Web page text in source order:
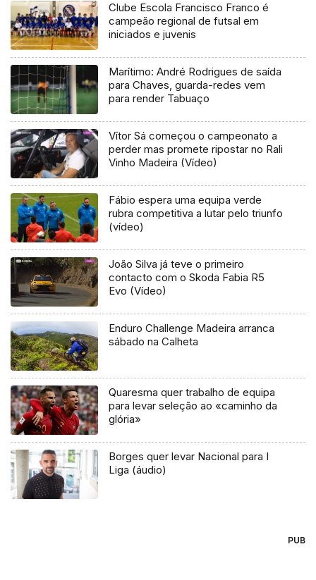
Clube Escola Francisco Franco é
campeão regional de futsal em
iniciados e juvenis
Marítimo: André Rodrigues de saída
para Chaves, guarda-redes vem
para render Tabuaço
Vítor Sá começou o campeonato a
perder mas promete ripostar no Rali
Vinho Madeira (Vídeo)
Fábio espera uma equipa verde
rubra competitiva a lutar pelo triunfo
(vídeo)
João Silva já teve o primeiro
contacto com o Skoda Fabia R5
Evo (Vídeo)
Enduro Challenge Madeira arranca
sábado na Calheta
Quaresma quer trabalho de equipa
para levar seleção ao «caminho da
glória»
Borges quer levar Nacional para I
Liga (áudio)
PUB